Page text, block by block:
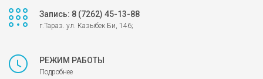
Запись: 8 (7262) 45-13-88
г.Тараз. ул. Казыбек Би, 146;
РЕЖИМ РАБОТЫ
Подробнее